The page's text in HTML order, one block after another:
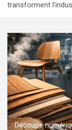
transforment
Découpe